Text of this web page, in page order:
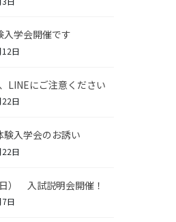
学会開催です
日
LINEにご注意ください
日
験入学会のお誘い
日
） 入試説明会開催！
日